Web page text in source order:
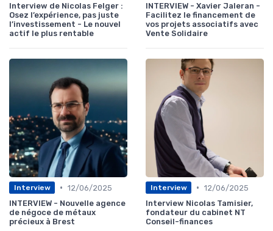
Interview de Nicolas Felger :
Osez l’expérience, pas juste
l’investissement - Le nouvel
actif le plus rentable
INTERVIEW - Xavier Jaleran -
Facilitez le financement de
vos projets associatifs avec
Vente Solidaire
Interview • 12/06/2025
INTERVIEW - Nouvelle agence
de négoce de métaux
précieux à Brest
Interview • 12/06/2025
Interview Nicolas Tamisier,
fondateur du cabinet NT
Conseil-finances